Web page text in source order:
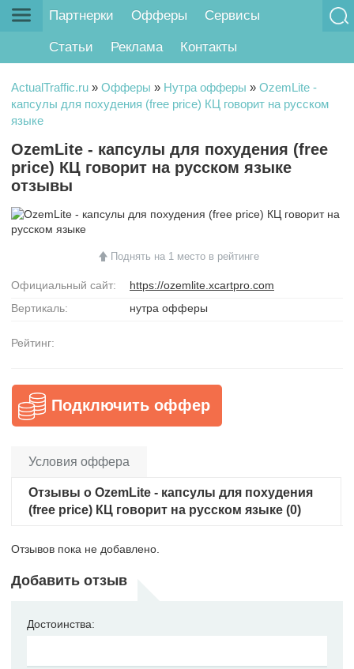
Партнерки Офферы Сервисы
Статьи Реклама Контакты
ActualTraffic.ru » Офферы » Нутра офферы » OzemLite -
капсулы для похудения (free price) КЦ говорит на русском
языке
OzemLite - капсулы для похудения (free
price) КЦ говорит на русском языке
отзывы
Поднять на 1 место в рейтинге
Официальный сайт:
https://ozemlite.xcartpro.com
Вертикаль:
нутра офферы
Рейтинг:
Подключить оффер
Условия оффера
Отзывы о OzemLite - капсулы для похудения
(free price) КЦ говорит на русском языке (0)
Отзывов пока не добавлено.
Добавить отзыв
Достоинства: